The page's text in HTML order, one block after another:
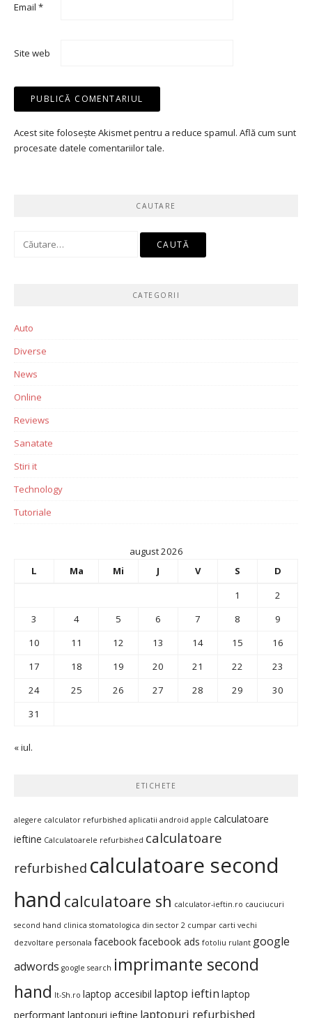
Email *
Site web
Acest site folosește Akismet pentru a reduce spamul. Află cum sunt
procesate datele comentariilor tale.
CAUTARE
Caută
CATEGORII
Auto
Diverse
News
Online
Reviews
Sanatate
Stiri it
Technology
Tutoriale
august 2026
L
Ma Mi J V S
D
1
2
3
4 5 6 7 8
9
10
11 12 13 14 15
16
17
18 19 20 21 22
23
24
25 26 27 28 29
30
31
« iul.
ETICHETE
alegere calculator refurbished aplicatii android apple calculatoare
ieftine Calculatoarele refurbished calculatoare
refurbished calculatoare second
hand calculatoare sh calculator-ieftin.ro cauciucuri
second hand clinica stomatologica din sector 2 cumpar carti vechi
dezvoltare personala facebookfacebook ads fotoliu rulant google
adwords google search imprimante second
hand It-Sh.ro laptop accesibil laptop ieftin laptop
performantlaptopuri ieftine laptopuri refurbished